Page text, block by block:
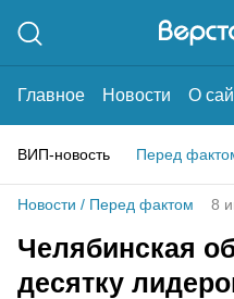
Главное Новости О
ВИП-новость Перед
Новости / Перед фактом 8
Челябинская
десятку